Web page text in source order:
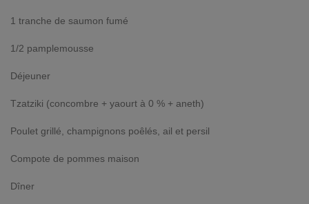
1 tranche de saumon fumé
1/2 pamplemousse
Déjeuner
Tzatziki (concombre + yaourt à 0 % + aneth)
Poulet grillé, champignons poêlés, ail et persil
Compote de pommes maison
Dîner